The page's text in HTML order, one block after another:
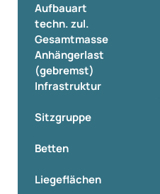
Aufbauart
techn. zul.
Gesamtmasse
Anhängerlast
(gebremst)
Infrastruktur
Sitzgruppe
Betten
Liegeflächen